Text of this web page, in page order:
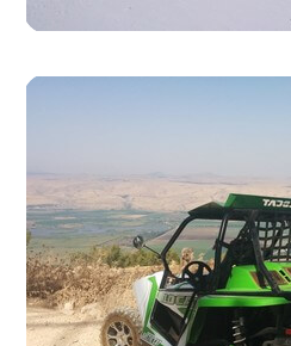
סוף- נצא לטיול שלגים וזרימות
זרימות מהירות ותצפיות